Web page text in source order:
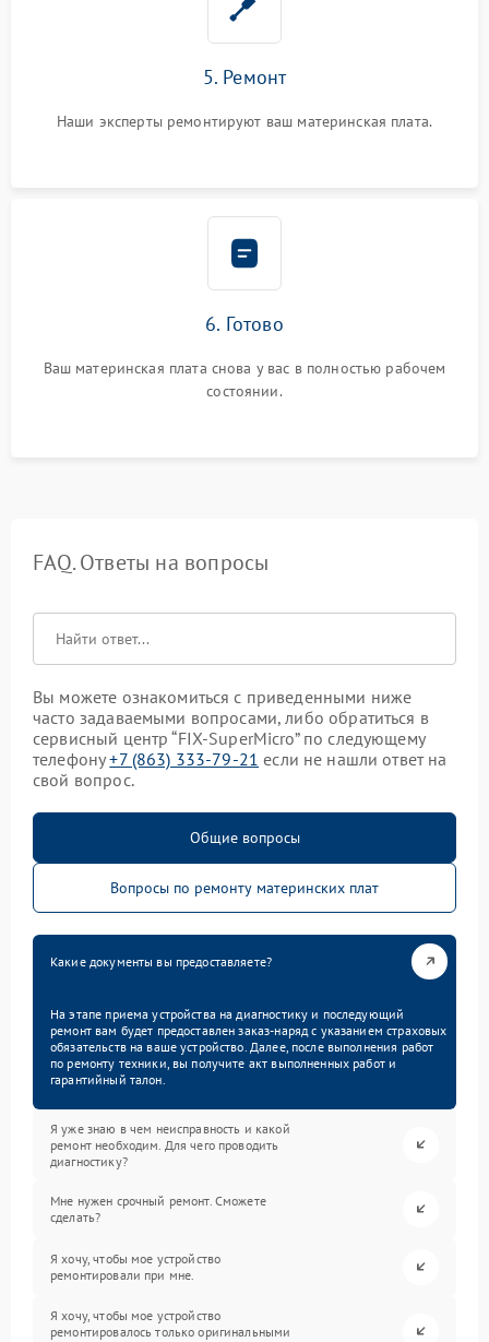
5. Ремонт
Наши эксперты ремонтируют ваш материнская плата.
6. Готово
Ваш материнская плата снова у вас в полностью рабочем
состоянии.
FAQ. Ответы на вопросы
Вы можете ознакомиться с приведенными ниже
часто задаваемыми вопросами, либо обратиться в
сервисный центр “FIX-SuperMicro” по следующему
телефону+7 (863) 333-79-21 если не нашли ответ на
свой вопрос.
Общие вопросы
Вопросы по ремонту материнских плат
Какие документы вы предоставляете?
На этапе приема устройства на диагностику и последующий
ремонт вам будет предоставлен заказ-наряд с указанием страховых
обязательств на ваше устройство. Далее, после выполнения работ
по ремонту техники, вы получите акт выполненных работ и
гарантийный талон.
Я уже знаю в чем неисправность и какой
ремонт необходим. Для чего проводить
диагностику?
Мне нужен срочный ремонт. Сможете
сделать?
Я хочу, чтобы мое устройство
ремонтировали при мне.
Я хочу, чтобы мое устройство
ремонтировалось только оригинальными